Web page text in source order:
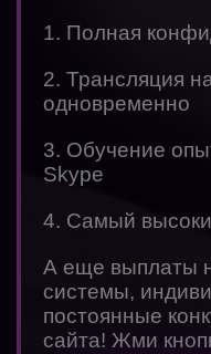
1. Полная
2. Трансляция
одновременно
3. Обучение
Skype
4. Самый
А еще выплаты
системы,
постоянные
сайта! Жми